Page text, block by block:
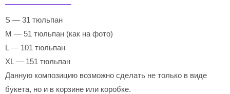
S — 31 тюльпан
M — 51 тюльпан (как на фото)
L — 101 тюльпан
XL — 151 тюльпан
Данную композицию возможно сделать не только в виде
букета, но и в корзине или коробке.